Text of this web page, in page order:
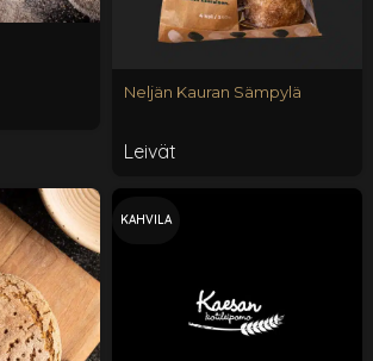
Neljän Kauran Sämpylä
Leivät
KAHVILA